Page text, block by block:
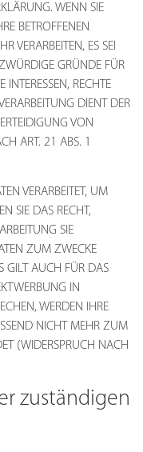
WENN SIE
BETROFFENEN
VERARBEITEN, ES SEI
GRÜNDE FÜR
INTERESSEN, RECHTE
DIENT DER
VON
ART. 21 ABS. 1
VERARBEITET, UM
SIE DAS RECHT,
SIE
ZUM ZWECKE
GILT AUCH FÜR DAS
IN
WERDEN IHRE
NICHT MEHR ZUM
(WIDERSPRUCH NACH
zuständigen